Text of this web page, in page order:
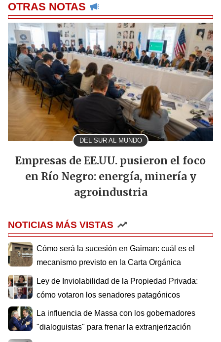
OTRAS NOTAS
DEL SUR AL MUNDO
Empresas de EE.UU. pusieron el foco
en Río Negro: energía, minería y
agroindustria
NOTICIAS MÁS VISTAS
Cómo será la sucesión en Gaiman: cuál es el
mecanismo previsto en la Carta Orgánica
Ley de Inviolabilidad de la Propiedad Privada:
cómo votaron los senadores patagónicos
La influencia de Massa con los gobernadores
"dialoguistas" para frenar la extranjerización